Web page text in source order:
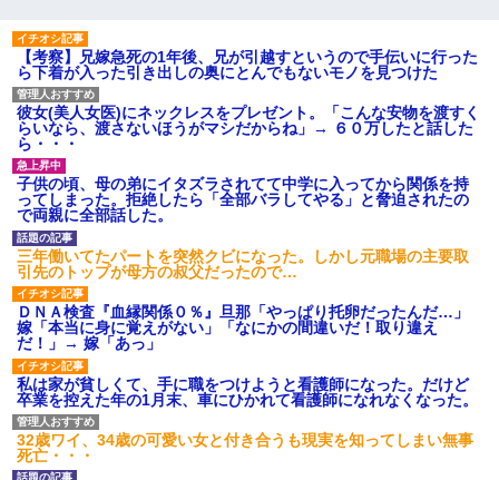
触らないでよ！」キチママ『そ
こに金庫があったから、開けて
みようとしただけ☆』義兄「泥
は出てけ！二度と来るな！」結
果・・・
私「初めて飲む味だけどなん
のお茶？」彼「ちっ！」私「」
【GIF】JSのカンチョーワロ
タ
後続車にクラクションを鳴ら
され彼氏が逆切れ。「何クラク
ション鳴らしてんだ！降りてこ
いよ！」と怒鳴りだし...
【衝撃】報酬100万円超の治験
募集がこちらｗｗｗｗｗ(※画像
あり)
【ネット騒然】惨殺されたタ
ワマン頂き女子のこの動画、す
げえええええｗｗｗｗｗｗｗｗ
ｗｗｗ
【愕然】白のクラウン俺氏、
高速道路左車線を制限速度で走
った結果wwwwwwwwwwww
百年の恋12-899 食べた量を
張り合ってくる
【考察】兄嫁急死の1年後、兄が引越すというので手伝いに行った
ら下着が入った引き出しの奥にとんでもないモノを見つけた
彼女(美人女医)にネックレスをプレゼント。「こんな安物を渡すく
らいなら、渡さないほうがマシだからね」→ ６０万したと話した
ら・・・
子供の頃、母の弟にイタズラされてて中学に入ってから関係を持
ってしまった。拒絶したら「全部バラしてやる」と脅迫されたの
で両親に全部話した。
三年働いてたパートを突然クビになった。しかし元職場の主要取
引先のトップが母方の叔父だったので…
ＤＮＡ検査『血縁関係０％』旦那「やっぱり托卵だったんだ…」
嫁「本当に身に覚えがない」「なにかの間違いだ！取り違え
だ！」→ 嫁「あっ」
私は家が貧しくて、手に職をつけようと看護師になった。だけど
卒業を控えた年の1月末、車にひかれて看護師になれなくなった。
32歳ワイ、34歳の可愛い女と付き合うも現実を知ってしまい無事
死亡・・・